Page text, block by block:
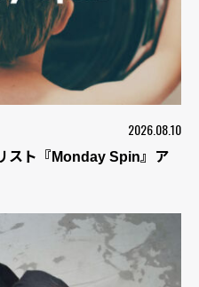
2026.08.10
スト『Monday Spin』ア